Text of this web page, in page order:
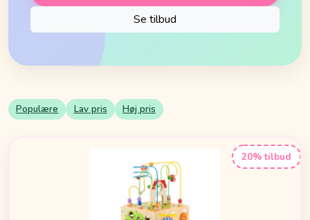
Se tilbud
Populære Lav pris Høj pris
20% tilbud